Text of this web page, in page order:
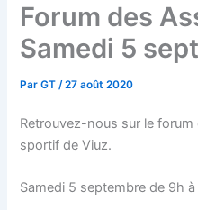
Forum des
Samedi 5
ParGT/27 août 2020
Retrouvez-nous sur le
sportif de Viuz.
Samedi 5 septembre de 9h à